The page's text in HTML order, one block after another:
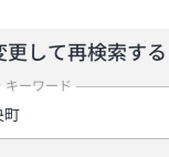
更して再検索する
キーワード